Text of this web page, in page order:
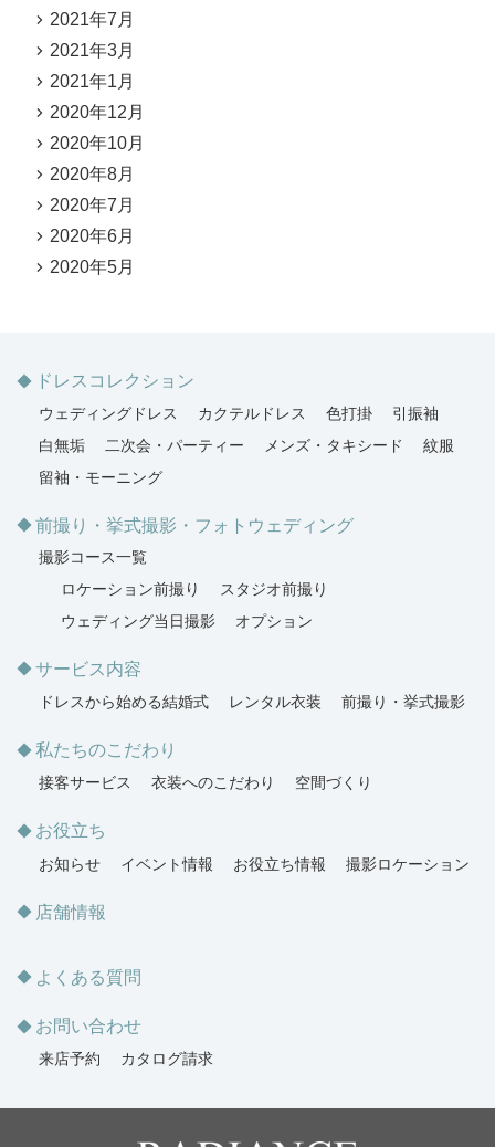
2021年7月
2021年3月
2021年1月
2020年12月
2020年10月
2020年8月
2020年7月
2020年6月
2020年5月
ドレスコレクション
ウェディングドレス カクテルドレス 色打掛
引振袖
白無垢
二次会・パーティー メンズ・タキシード
紋服
留袖・モーニング
前撮り・挙式撮影・フォトウェディング
撮影コース一覧
ロケーション前撮り
スタジオ前撮り
ウェディング当日撮影
オプション
サービス内容
ドレスから始める結婚式 レンタル衣装 前撮り・挙式撮影
私たちのこだわり
接客サービス 衣装へのこだわり 空間づくり
お役立ち
お知らせ イベント情報 お役立ち情報 撮影ロケーション
店舗情報
よくある質問
お問い合わせ
来店予約 カタログ請求